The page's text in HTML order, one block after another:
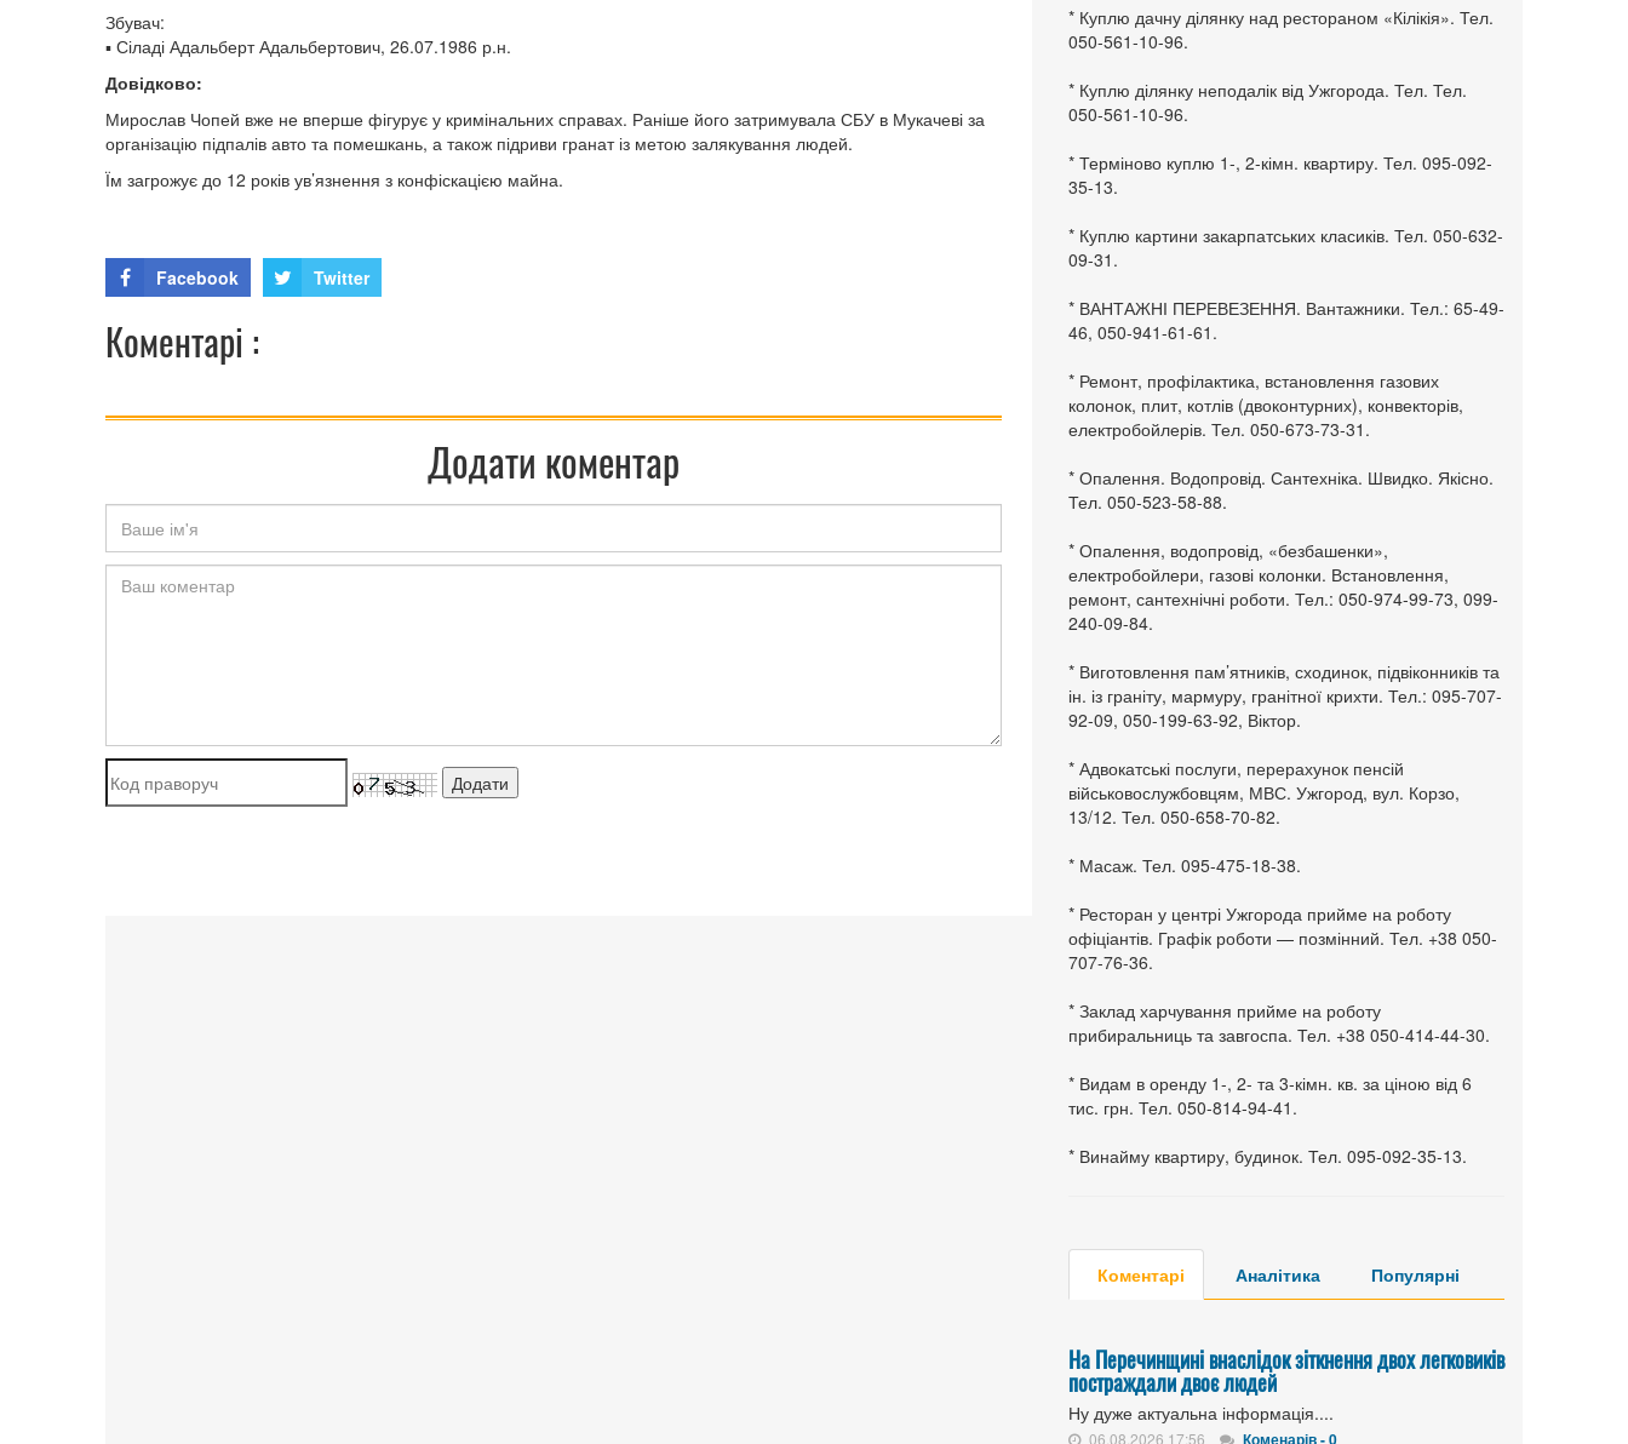
Збувач:
▪️ Сіладі Адальберт Адальбертович, 26.07.1986 р.н.
Довідково:
Мирослав Чопей вже не вперше фігурує у кримінальних справах. Раніше його затримувала СБУ в Мукачеві за
організацію підпалів авто та помешкань, а також підриви гранат із метою залякування людей.
Їм загрожує до 12 років ув’язнення з конфіскацією майна.
Facebook Twitter
Коментарі :
Додати коментар
* Куплю дачну ділянку над рестораном «Кілікія». Тел.
050-561-10-96.
* Куплю ділянку неподалік від Ужгорода. Тел. Тел.
050-561-10-96.
* Терміново куплю 1-, 2-кімн. квартиру. Тел. 095-092-
35-13.
* Куплю картини закарпатських класиків. Тел. 050-632-
09-31.
* ВАНТАЖНІ ПЕРЕВЕЗЕННЯ. Вантажники. Тел.: 65-49-
46, 050-941-61-61.
* Ремонт, профілактика, встановлення газових
колонок, плит, котлів (двоконтурних), конвекторів,
електробойлерів. Тел. 050-673-73-31.
* Опалення. Водопровід. Сантехніка. Швидко. Якісно.
Тел. 050-523-58-88.
* Опалення, водопровід, «безбашенки»,
електробойлери, газові колонки. Встановлення,
ремонт, сантехнічні роботи. Тел.: 050-974-99-73, 099-
240-09-84.
* Виготовлення пам’ятників, сходинок, підвіконників та
ін. із граніту, мармуру, гранітної крихти. Тел.: 095-707-
92-09, 050-199-63-92, Віктор.
* Адвокатські послуги, перерахунок пенсій
військовослужбовцям, МВС. Ужгород, вул. Корзо,
13/12. Тел. 050-658-70-82.
* Масаж. Тел. 095-475-18-38.
* Ресторан у центрі Ужгорода прийме на роботу
офіціантів. Графік роботи — позмінний. Тел. +38 050-
707-76-36.
* Заклад харчування прийме на роботу
прибиральниць та завгоспа. Тел. +38 050-414-44-30.
* Видам в оренду 1-, 2- та 3-кімн. кв. за ціною від 6
тис. грн. Тел. 050-814-94-41.
* Винайму квартиру, будинок. Тел. 095-092-35-13.
Коментарі Аналітика Популярні
На Перечинщині внаслідок зіткнення двох легковиків
постраждали двоє людей
Ну дуже актуальна інформація....
06.08.2026 17:56 Коменарів - 0